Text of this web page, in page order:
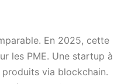
En 2025, cette
les PME. Une startup à
via blockchain.